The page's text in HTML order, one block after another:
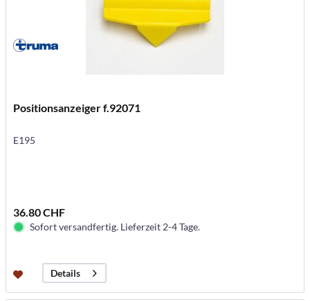
Positionsanzeiger f.92071
E195
36.80 CHF
Sofort versandfertig. Lieferzeit 2-4 Tage.
Details